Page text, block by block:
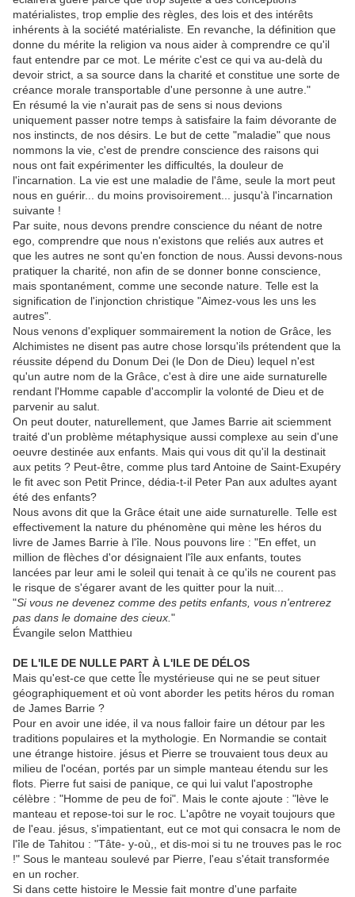
matérialistes, trop emplie des règles, des lois et des intérêts
inhérents à la société matérialiste. En revanche, la définition que
donne du mérite la religion va nous aider à comprendre ce qu'il
faut entendre par ce mot. Le mérite c'est ce qui va au-delà du
devoir strict, a sa source dans la charité et constitue une sorte de
créance morale transportable d'une personne à une autre."
En résumé la vie n'aurait pas de sens si nous devions
uniquement passer notre temps à satisfaire la faim dévorante de
nos instincts, de nos désirs. Le but de cette "maladie" que nous
nommons la vie, c'est de prendre conscience des raisons qui
nous ont fait expérimenter les difficultés, la douleur de
l'incarnation. La vie est une maladie de l'âme, seule la mort peut
nous en guérir... du moins provisoirement... jusqu'à l'incarnation
suivante !
Par suite, nous devons prendre conscience du néant de notre
ego, comprendre que nous n'existons que reliés aux autres et
que les autres ne sont qu'en fonction de nous. Aussi devons-nous
pratiquer la charité, non afin de se donner bonne conscience,
mais spontanément, comme une seconde nature. Telle est la
signification de l'injonction christique "Aimez-vous les uns les
autres".
Nous venons d'expliquer sommairement la notion de Grâce, les
Alchimistes ne disent pas autre chose lorsqu'ils prétendent que la
réussite dépend du Donum Dei (le Don de Dieu) lequel n'est
qu'un autre nom de la Grâce, c'est à dire une aide surnaturelle
rendant l'Homme capable d'accomplir la volonté de Dieu et de
parvenir au salut.
On peut douter, naturellement, que James Barrie ait sciemment
traité d'un problème métaphysique aussi complexe au sein d'une
oeuvre destinée aux enfants. Mais qui vous dit qu'il la destinait
aux petits ? Peut-être, comme plus tard Antoine de Saint-Exupéry
le fit avec son Petit Prince, dédia-t-il Peter Pan aux adultes ayant
été des enfants?
Nous avons dit que la Grâce était une aide surnaturelle. Telle est
effectivement la nature du phénomène qui mène les héros du
livre de James Barrie à l'île. Nous pouvons lire : "En effet, un
million de flèches d'or désignaient l'île aux enfants, toutes
lancées par leur ami le soleil qui tenait à ce qu'ils ne courent pas
le risque de s'égarer avant de les quitter pour la nuit...
"Si vous ne devenez comme des petits enfants, vous n'entrerez
pas dans le domaine des cieux. "
Évangile selon Matthieu
DE L'ILE DE NULLE PART À L'ILE DE DÉLOS
Mais qu'est-ce que cette Île mystérieuse qui ne se peut situer
géographiquement et où vont aborder les petits héros du roman
de James Barrie ?
Pour en avoir une idée, il va nous falloir faire un détour par les
traditions populaires et la mythologie. En Normandie se contait
une étrange histoire. jésus et Pierre se trouvaient tous deux au
milieu de l'océan, portés par un simple manteau étendu sur les
flots. Pierre fut saisi de panique, ce qui lui valut l'apostrophe
célèbre : "Homme de peu de foi". Mais le conte ajoute : "lève le
manteau et repose-toi sur le roc. L'apôtre ne voyait toujours que
de l'eau. jésus, s'impatientant, eut ce mot qui consacra le nom de
l'île de Tahitou : "Tâte- y-où,, et dis-moi si tu ne trouves pas le roc
!" Sous le manteau soulevé par Pierre, l'eau s'était transformée
en un rocher.
Si dans cette histoire le Messie fait montre d'une parfaite